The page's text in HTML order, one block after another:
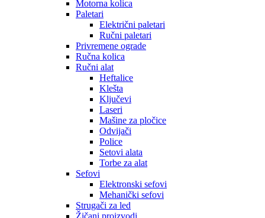
Motorna kolica
Paletari
Električni paletari
Ručni paletari
Privremene ograde
Ručna kolica
Ručni alat
Heftalice
Klešta
Ključevi
Laseri
Mašine za pločice
Odvijači
Police
Setovi alata
Torbe za alat
Sefovi
Elektronski sefovi
Mehanički sefovi
Strugači za led
Žičani proizvodi